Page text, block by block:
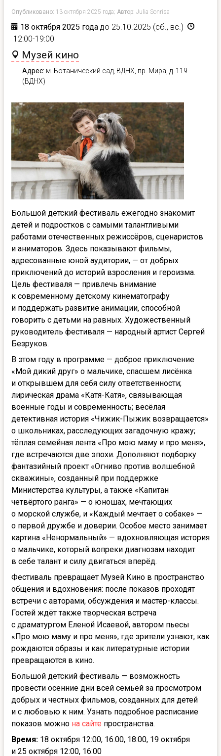
Опубликовано: 13 октября 2025 года; Автор: Julia Sonrisa
18 октября 2025 года до 25.10.2025 (сб., вс.)
12:00-19:00
Музей кино
Адрес: м. Ботанический сад, ВДНХ, пр. Мира, д. 119
(ВДНХ)
Большой детский фестиваль ежегодно знакомит
детей и подростков с самыми талантливыми
работами отечественных режиссёров, сценаристов
и аниматоров. Здесь показывают фильмы,
адресованные юной аудитории, — от добрых
приключений до историй взросления и героизма.
Цель фестиваля — привлечь внимание
к современному детскому кинематографу
и поддержать развитие анимации, способной
говорить с детьми на равных. Художественный
руководитель фестиваля — народный артист Сергей
Безруков.
В этом году в программе — доброе приключение
«Мой дикий друг» о мальчике, спасшем лисёнка
и открывшем для себя силу ответственности;
лирическая драма «Катя-Катя», связывающая
военные годы и современность; весёлая
детективная история «Чижик-Пыжик возвращается»
о школьниках, расследующих загадочную кражу;
тёплая семейная лента «Про мою маму и про меня»,
где встречаются две эпохи. Дополняют подборку
фантазийный проект «Огниво против волшебной
скважины», созданный при поддержке
Министерства культуры, а также «Капитан
четвёртого ранга» — о юношах, мечтающих
о морской службе, и «Каждый мечтает о собаке» —
о первой дружбе и доверии. Особое место занимает
картина «Ненормальный» — вдохновляющая история
о мальчике, который вопреки диагнозам находит
в себе талант и силу двигаться вперёд.
Фестиваль превращает Музей Кино в пространство
общения и вдохновения: после показов проходят
встречи с авторами, обсуждения и мастер-классы.
Гостей ждёт также творческая встреча
с драматургом Еленой Исаевой, автором пьесы
«Про мою маму и про меня», где зрители узнают, как
рождаются образы и как литературные истории
превращаются в кино.
Большой детский фестиваль — возможность
провести осенние дни всей семьёй за просмотром
добрых и честных фильмов, созданных для детей
и с любовью к ним. Узнать подробное расписание
показов можно на сайте пространства.
Время: 18 октября 12:00, 16:00, 18:00, 19 октября
и 25 октября 12:00, 16:00